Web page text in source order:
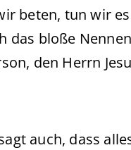
beten, tun wir
das bloße
den Herrn
auch, dass